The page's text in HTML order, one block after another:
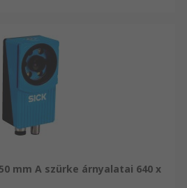
mm A szürke árnyalatai 640 x